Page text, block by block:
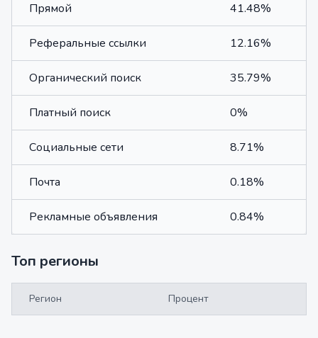
Прямой 41.48%
Реферальные ссылки 12.16%
Органический поиск 35.79%
Платный поиск 0%
Социальные сети 8.71%
Почта 0.18%
Рекламные объявления 0.84%
Топ регионы
Регион Процент